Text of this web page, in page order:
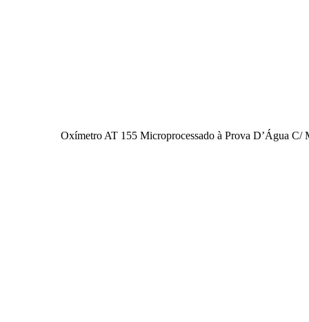
Oxímetro AT 155 Microprocessado à Prova D’Água C/